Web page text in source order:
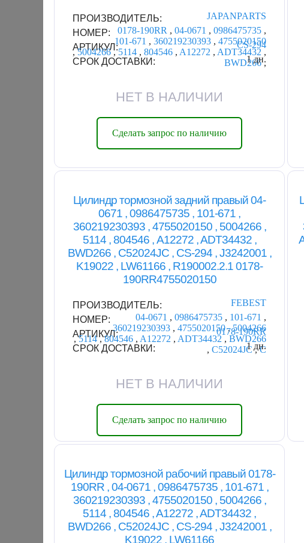
ПРОИЗВОДИТЕЛЬ:
JAPANPARTS
НОМЕР:
0178-190RR ,04-0671 ,0986475735 ,
101-671 ,360219230393 ,4755020150
,5004266,5114 ,804546 , A12272 , ADT34432 ,
BWD266,
АРТИКУЛ:
CS-294
СРОК ДОСТАВКИ:
1 дн.
НЕТ В НАЛИЧИИ
Сделать запрос по наличию
Цилиндр тормозной задний правый 04-
0671 , 0986475735 , 101-671 ,
360219230393 , 4755020150 , 5004266 ,
5114 , 804546 , A12272 , ADT34432 ,
BWD266 , C52024JC , CS-294 , J3242001 ,
K19022 , LW61166 , R190002.2.1 0178-
190RR4755020150
ПРОИЗВОДИТЕЛЬ:
FEBEST
НОМЕР:
04-0671 ,0986475735 , 101-671 ,
360219230393 ,4755020150,5004266
,5114,804546 , A12272 , ADT34432 ,BWD266
,C52024JC,C
АРТИКУЛ:
0178-190RR
СРОК ДОСТАВКИ:
1 дн.
НЕТ В НАЛИЧИИ
Сделать запрос по наличию
Цилиндр тормозной рабочий правый 0178-
190RR , 04-0671 , 0986475735 , 101-671 ,
360219230393 , 4755020150 , 5004266 ,
5114 , 804546 , A12272 , ADT34432 ,
BWD266 , C52024JC , CS-294 , J3242001 ,
K19022 , LW61166